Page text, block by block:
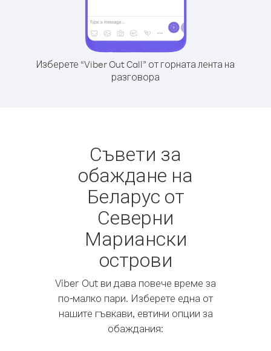
Изберете “Viber Out Call” от горната лента на
разговора
Съвети за
обаждане на
Беларус от
Северни
Мариански
острови
Viber Out ви дава повече време за
по-малко пари. Изберете една от
нашите гъвкави, евтини опции за
обаждания: